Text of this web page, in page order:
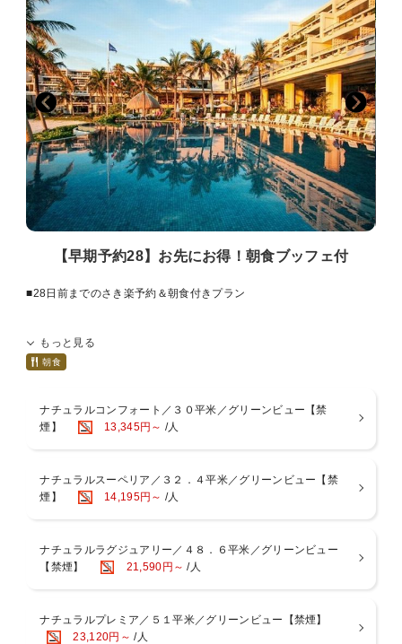
２つのレストランからお選びいただけます。
・オールデイダイニング「コラーロ」 和洋中ブッフェ
・和琉料理「ゆらぎ月」 和定食
【営業時間】07：00〜09：30（ラストオーダー09：00）
※ゆらぎ月 定休日 水曜日および日曜日
※状況により予告なく会場や時間・メニュー等が変更になる場合があ
ります。
■おもてなし
・屋外ラグーンプール 4月〜10月末迄営業予定
・半屋内アトリウムプール 通年営業
・未就学児のお子様は添い寝にて無料
・未就学児のお子様は朝食ブッフェ無料 大人の方の同伴にて
・ベビーカー・ベビーベッド貸出可 事前予約制
■注意事項
だく場合がございます。
ご変更の際は、ご予約をお取り消しの上、改めてお申込をお願いいた
します。
【早期予約28】お先にお得！朝食ブッフェ付
■28日前までのさき楽予約＆朝食付きプラン
こころが自然に遊びだす楽園リゾートへようこそ
ルーツと種類豊富な和洋バイキングを心ゆくまでお楽しみください。
もございます。
２つのレストランからお選びいただけます。
・オールデイダイニング「コラーロ」 和洋中ブッフェ
※ゆらぎ月 定休日 水曜日および日曜日
※状況により予告なく会場や時間・メニュー等が変更になる場合があ
もっと見る
朝食
ナチュラルコンフォート／３０平米／グリーンビュー【禁
煙】
13,345円～ /人
ナチュラルスーペリア／３２．４平米／グリーンビュー【禁
煙】
14,195円～ /人
ナチュラルラグジュアリー／４８．６平米／グリーンビュー
【禁煙】
21,590円～ /人
ナチュラルプレミア／５１平米／グリーンビュー【禁煙】
23,120円～ /人